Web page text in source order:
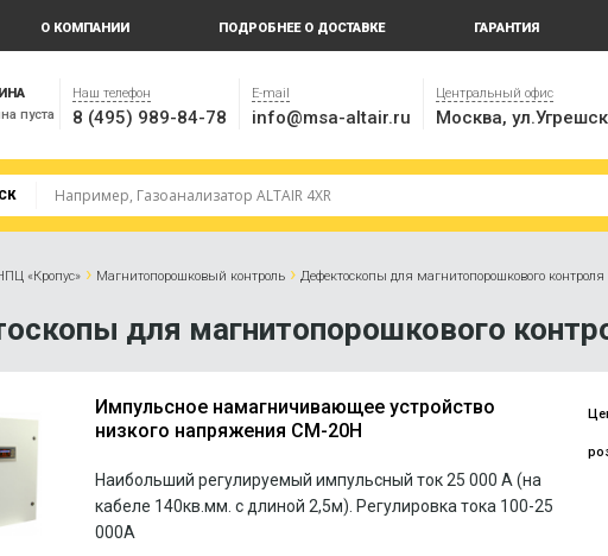
О КОМПАНИИ ПОДРОБНЕЕ О ДОСТАВКЕ ГАРАНТИЯ
пуста
Наш телефон
8 (495) 989-84-78
E-mail
info@msa-altair.ru
Центральный офис
Москва,
«Кропус» › Магнитопорошковый контроль › Дефектоскопы для магнитопорошкового контроля
для магнитопорошкового
Импульсное намагничивающее устройство
низкого напряжения СМ-20Н
Наибольший регулируемый импульсный ток 25 000 А (на
кабеле 140кв.мм. с длиной 2,5м). Регулировка тока 100-25
000А